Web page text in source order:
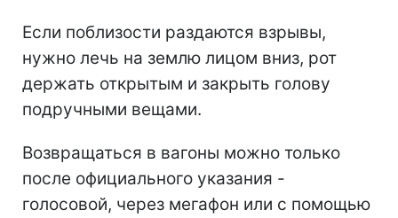
Если поблизости раздаются взрывы,
нужно лечь на землю лицом вниз, рот
держать открытым и закрыть голову
подручными вещами.
Возвращаться в вагоны можно только
после официального указания -
голосовой, через мегафон или с помощью